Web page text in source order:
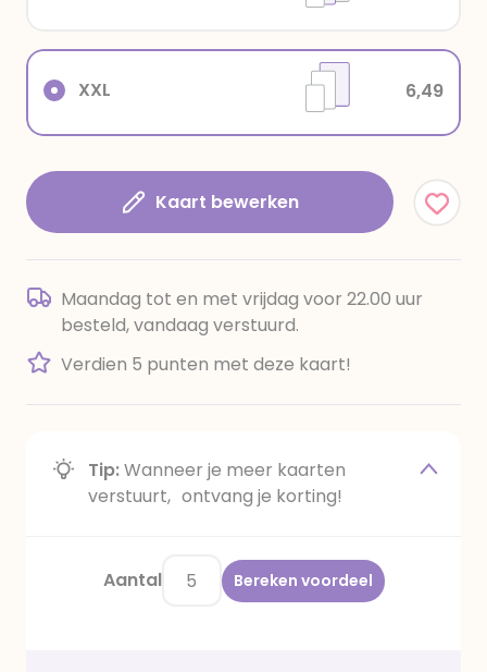
XXL 6,49
Kaart bewerken
Maandag tot en met vrijdag voor 22.00 uur
besteld, vandaag verstuurd.
Verdien 5 punten met deze kaart!
Tip:Wanneer je meer kaarten
verstuurt, ontvang je korting!
Aantal Bereken voordeel